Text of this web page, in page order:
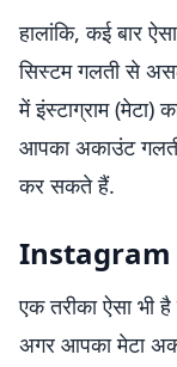
हालांकि, कई बार
सिस्टम गलती से
में इंस्टाग्राम
आपका अकाउंट
कर सकते हैं.
Instagram
एक तरीका ऐसा भी
अगर आपका मेटा